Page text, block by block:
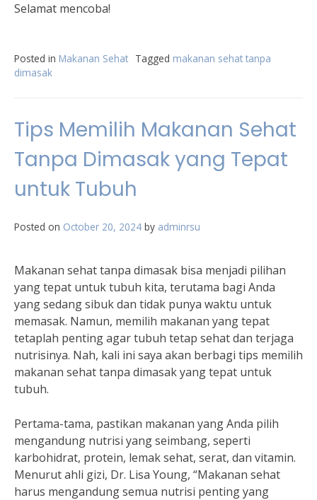
Selamat mencoba!
Posted in Makanan Sehat Tagged makanan sehat tanpa
dimasak
Tips Memilih Makanan Sehat
Tanpa Dimasak yang Tepat
untuk Tubuh
Posted on October 20, 2024 by adminrsu
Makanan sehat tanpa dimasak bisa menjadi pilihan
yang tepat untuk tubuh kita, terutama bagi Anda
yang sedang sibuk dan tidak punya waktu untuk
memasak. Namun, memilih makanan yang tepat
tetaplah penting agar tubuh tetap sehat dan terjaga
nutrisinya. Nah, kali ini saya akan berbagi tips memilih
makanan sehat tanpa dimasak yang tepat untuk
tubuh.
Pertama-tama, pastikan makanan yang Anda pilih
mengandung nutrisi yang seimbang, seperti
karbohidrat, protein, lemak sehat, serat, dan vitamin.
Menurut ahli gizi, Dr. Lisa Young, “Makanan sehat
harus mengandung semua nutrisi penting yang